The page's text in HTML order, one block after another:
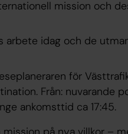
mission och
arbete idag och de
för
Från: nuvarande
ankomsttid ca 17:45.